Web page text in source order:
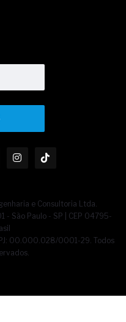
e Consultoria Ltda.
- São Paulo - SP | CEP 04795-
00.000.028/0001-29. Todos